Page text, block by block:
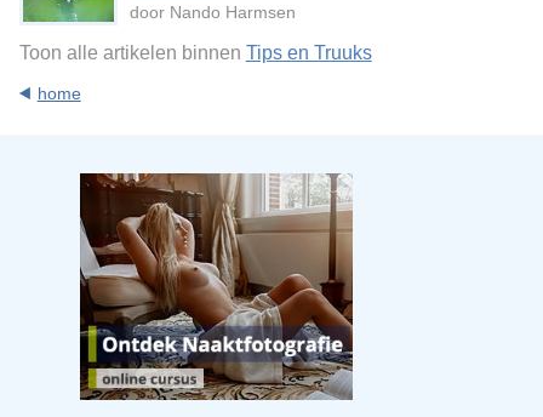
door Nando Harmsen
Toon alle artikelen binnen Tips en Truuks
home